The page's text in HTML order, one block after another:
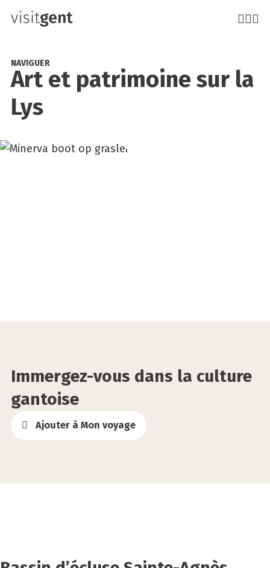
Aller
principal
Art et patri­moine sur la
Lys
NAVIGUER
Immergez-vous dans la culture
gantoise
Ajouter à Mon voyage